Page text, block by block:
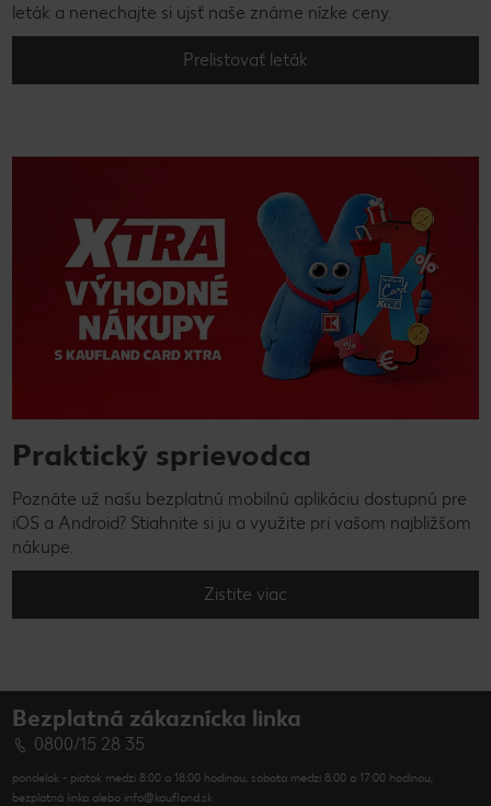
leták a nenechajte si ujsť naše známe nízke ceny.
Prelistovať leták
Praktický sprievodca
Poznáte už našu bezplatnú mobilnú aplikáciu dostupnú pre
iOS a Android? Stiahnite si ju a využite pri vašom najbližšom
nákupe.
Zistite viac
Bezplatná zákaznícka linka
0800/15 28 35
pondelok - piatok medzi 8:00 a 18:00 hodinou, sobota medzi 8:00 a 17:00 hodinou,
bezplatná linka alebo info@kaufland.sk